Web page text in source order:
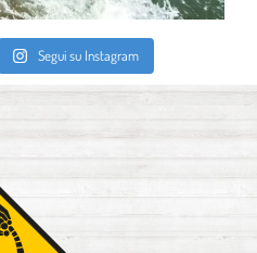
Segui su Instagram